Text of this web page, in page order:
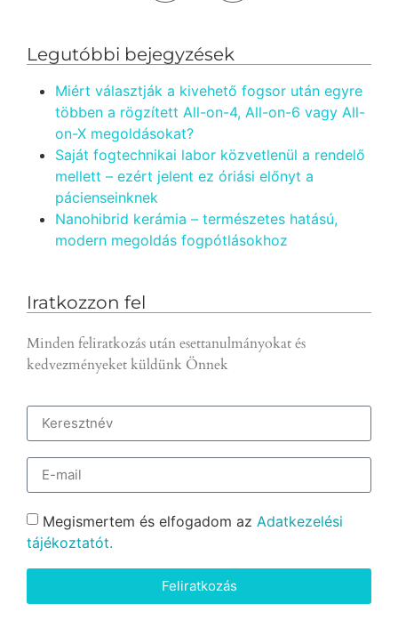
Legutóbbi bejegyzések
Miért választják a kivehető fogsor után egyre
többen a rögzített All-on-4, All-on-6 vagy All-
on-X megoldásokat?
Saját fogtechnikai labor közvetlenül a rendelő
mellett – ezért jelent ez óriási előnyt a
pácienseinknek
Nanohibrid kerámia – természetes hatású,
modern megoldás fogpótlásokhoz
Iratkozzon fel
Minden feliratkozás után esettanulmányokat és
kedvezményeket küldünk Önnek
Megismertem és elfogadom az Adatkezelési
tájékoztatót.
Feliratkozás